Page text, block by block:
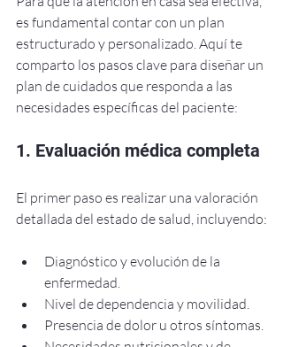
es fundamental contar con un plan
estructurado y personalizado. Aquí te
comparto los pasos clave para diseñar un
plan de cuidados que responda a las
necesidades específicas del paciente:
1. Evaluación médica completa
El primer paso es realizar una valoración
detallada del estado de salud, incluyendo:
Diagnóstico y evolución de la
enfermedad.
Nivel de dependencia y movilidad.
Presencia de dolor u otros síntomas.